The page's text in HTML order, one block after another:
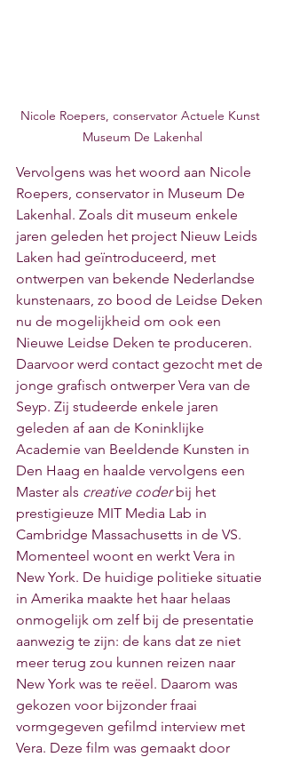
Nicole Roepers, conservator Actuele Kunst
Museum De Lakenhal
Vervolgens was het woord aan Nicole
Roepers, conservator in Museum De
Lakenhal. Zoals dit museum enkele
jaren geleden het project Nieuw Leids
Laken had geïntroduceerd, met
ontwerpen van bekende Nederlandse
kunstenaars, zo bood de Leidse Deken
nu de mogelijkheid om ook een
Nieuwe Leidse Deken te produceren.
Daarvoor werd contact gezocht met de
jonge grafisch ontwerper Vera van de
Seyp. Zij studeerde enkele jaren
geleden af aan de Koninklijke
Academie van Beeldende Kunsten in
Den Haag en haalde vervolgens een
Master als creative coder bij het
prestigieuze MIT Media Lab in
Cambridge Massachusetts in de VS.
Momenteel woont en werkt Vera in
New York. De huidige politieke situatie
in Amerika maakte het haar helaas
onmogelijk om zelf bij de presentatie
aanwezig te zijn: de kans dat ze niet
meer terug zou kunnen reizen naar
New York was te reëel. Daarom was
gekozen voor bijzonder fraai
vormgegeven gefilmd interview met
Vera. Deze film was gemaakt door